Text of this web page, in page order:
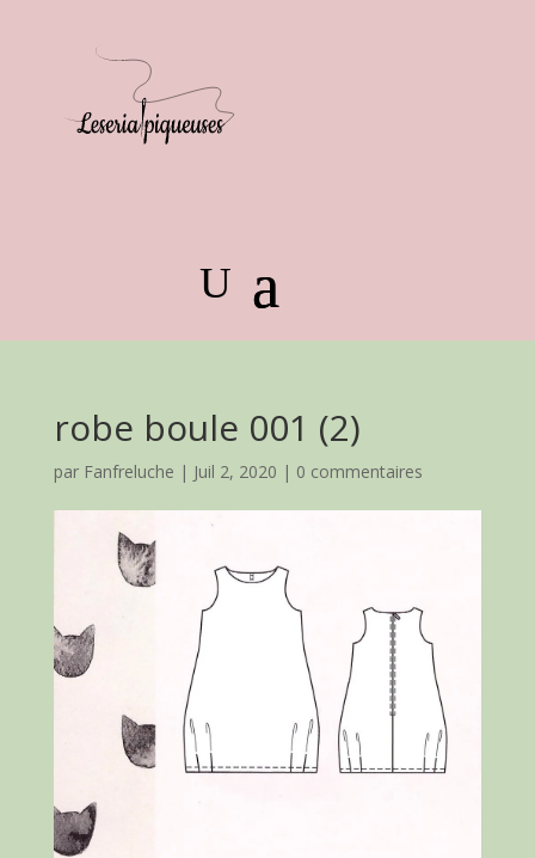
robe boule 001 (2)
par Fanfreluche | Juil 2, 2020 | 0 commentaires